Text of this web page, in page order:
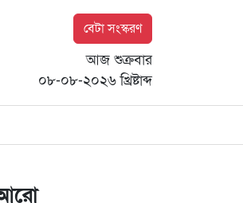
বেটা সংস্করণ
আজ শুক্রবার
০৮-০৮-২০২৬ খ্রিষ্টাব্দ